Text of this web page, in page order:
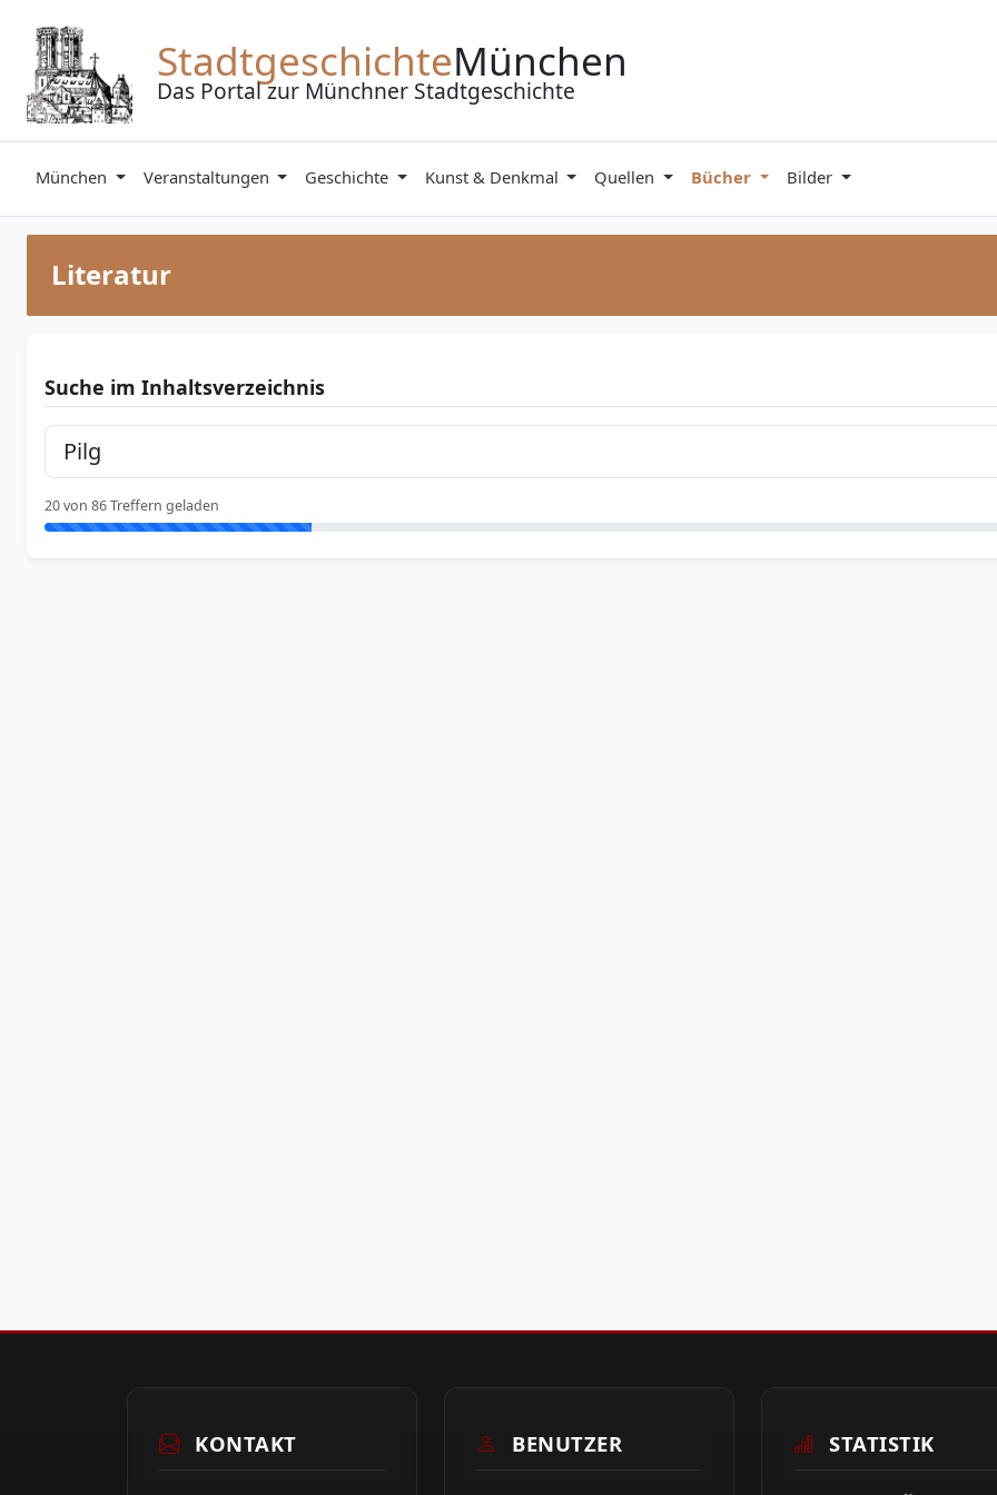
StadtgeschichteMünchen
Das Portal zur Münchner Stadtgeschichte
München Veranstaltungen Geschichte Kunst & Denkmal Quellen Bücher Bilder
Literatur
Suche im Inhaltsverzeichnis
20 von 86 Treffern geladen
KONTAKT BENUTZER STATISTIK